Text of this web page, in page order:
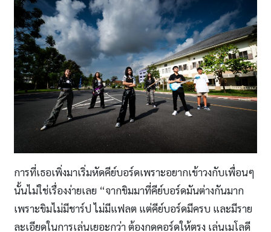
การที่เธอเพิ่งมาเริ่มหัดคีย์บอร์ดเพราะอยากเข้าวงกับเพื่อนๆ
นั้นไม่ใช่เรื่องง่ายเลย “จากขิมมาที่คีย์บอร์ดมันต่างกันมาก
เพราะขิมไม่มีชาร์ป ไม่มีแฟลต แต่คีย์บอร์ดมีครบ และมีราย
ละเอียดในการเล่นเยอะกว่า ต้องกดคอร์ดให้ตรง เล่นเมโลดี